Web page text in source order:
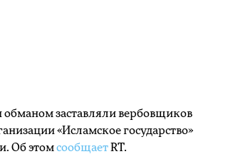
заставляли вербовщиков
«Исламское государство»
Об этомсообщает RT.